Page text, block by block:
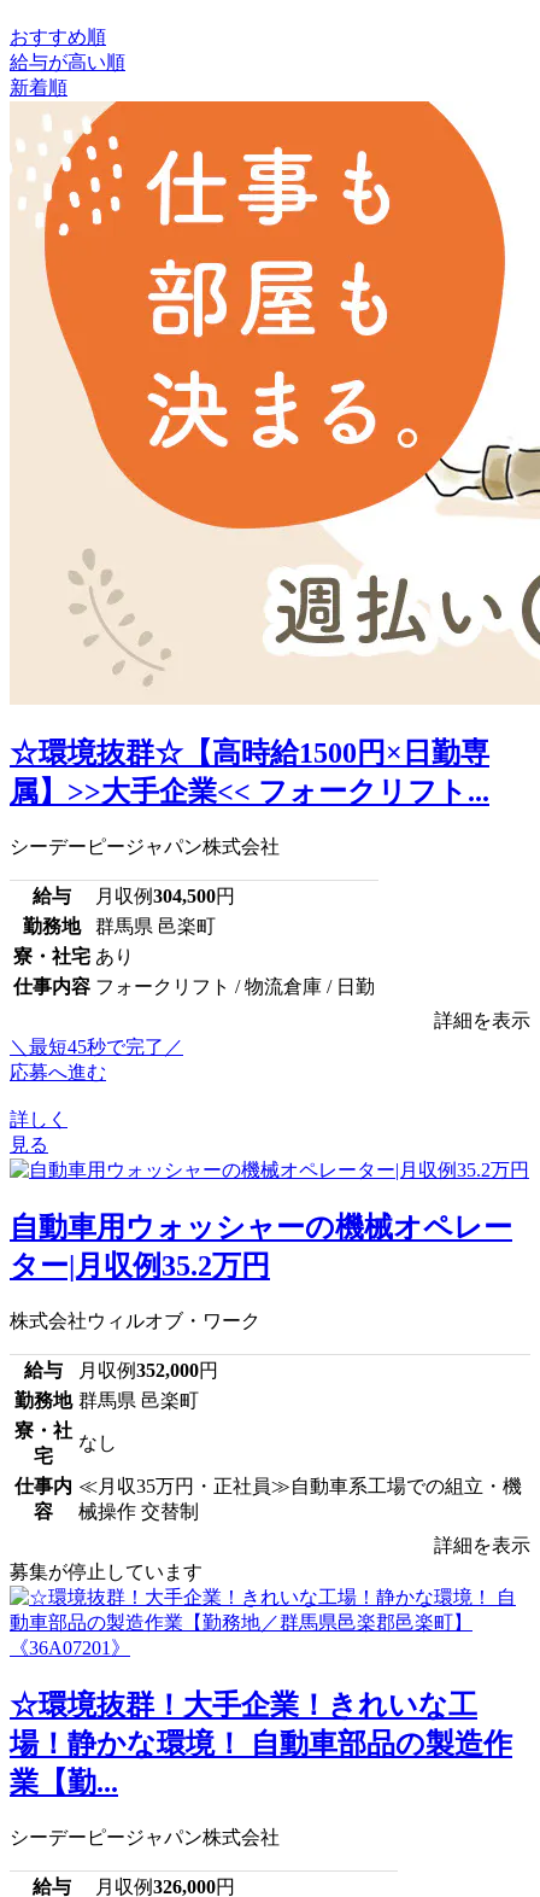
おすすめ順
給与が高い順
新着順
☆環境抜群☆【高時給1500円×日勤専
属】>>大手企業<< フォークリフト...
シーデーピージャパン株式会社
給与 月収例304,500円
勤務地
群馬県 邑楽町
寮・社宅 あり
仕事内容 フォークリフト / 物流倉庫 / 日勤
詳細を表示
＼最短45秒で完了／
応募へ進む
詳しく
見る
自動車用ウォッシャーの機械オペレー
ター|月収例35.2万円
株式会社ウィルオブ・ワーク
給与 月収例352,000円
勤務地 群馬県 邑楽町
寮・社
宅
なし
仕事内
容
≪月収35万円・正社員≫自動車系工場での組立・機
械操作 交替制
詳細を表示
募集が停止しています
☆環境抜群！大手企業！きれいな工
場！静かな環境！ 自動車部品の製造作
業【勤...
シーデーピージャパン株式会社
給与 月収例326,000円